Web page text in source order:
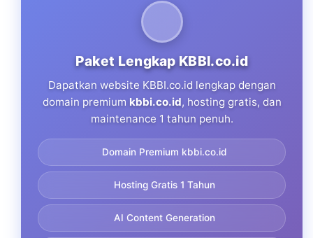
Paket Lengkap KBBI.co.id
Dapatkan website KBBI.co.id lengkap dengan
domain premium kbbi.co.id, hosting gratis, dan
maintenance 1 tahun penuh.
Domain Premium kbbi.co.id
Hosting Gratis 1 Tahun
AI Content Generation